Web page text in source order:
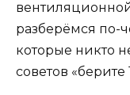
разберёмся по-
которые никто
советов «берите